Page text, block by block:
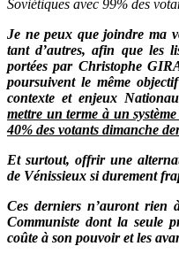
Soviétiques avec 99% des
Je ne peux que joindre ma
tant d’autres, afin que les
portées par Christophe
poursuivent le même
contexte et enjeux
mettre un terme à un
40% des votants dimanche
Et surtout, offrir une
de Vénissieux si durement
Ces derniers n’auront rien
Communiste dont la seule
coûte à son pouvoir et les